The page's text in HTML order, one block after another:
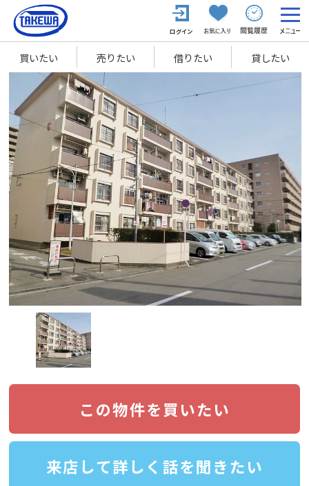
買いたい 売りたい 借りたい 貸したい
この物件を買いたい
来店して詳しく話を聞きたい